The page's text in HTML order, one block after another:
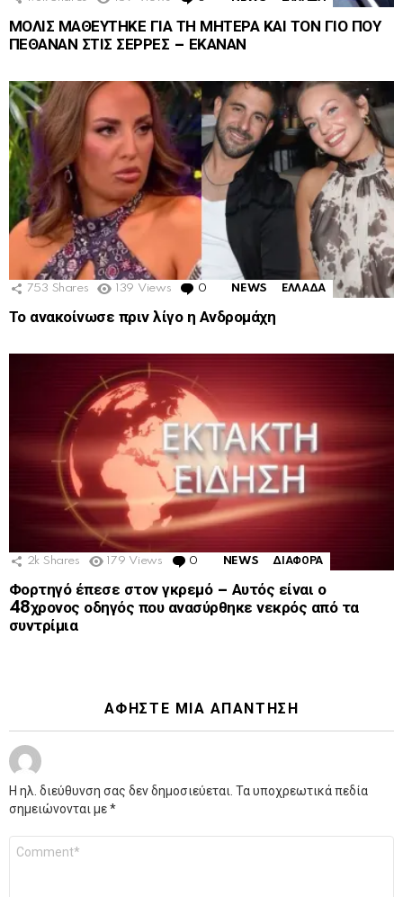
ΜΟΛΙΣ ΜΑΘΕΥΤΗΚΕ ΓΙΑ ΤΗ ΜΗΤΕΡΑ ΚΑΙ ΤΟΝ ΓΙΟ ΠΟΥ
ΠΕΘΑΝΑΝ ΣΤΙΣ ΣΕΡΡΕΣ – ΕΚΑΝΑΝ
753 Shares 139 Views 0 Comments
NEWS ΕΛΛΑΔΑ
Το ανακοίνωσε πριν λίγο η Ανδρομάχη
2k Shares 179 Views 0 Comments
NEWS ΔΙΑΦΟΡΑ
Φορτηγό έπεσε στον γκρεμό – Αυτός είναι ο
48χρονος οδηγός που ανασύρθηκε νεκρός από τα
συντρίμια
ΑΦΉΣΤΕ ΜΙΑ ΑΠΆΝΤΗΣΗ
Η ηλ. διεύθυνση σας δεν δημοσιεύεται. Τα υποχρεωτικά πεδία
σημειώνονται με*